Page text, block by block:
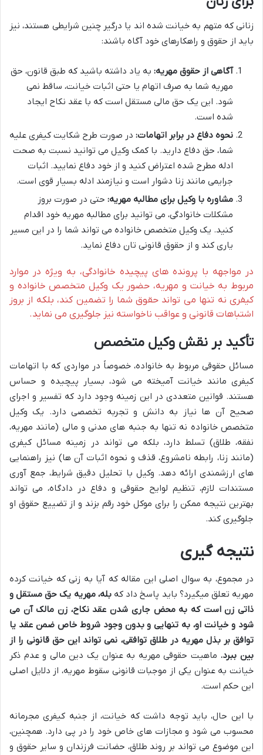
زنانی که متهم به خیانت شده اند یا درگیر چنین شرایطی هستند، نیز
باید از حقوق و راهکارهای خود آگاه باشند:
آگاهی از حقوق مهریه: به یاد داشته باشید که طبق قانون، حق
مهریه شما به صرف اتهام یا حتی اثبات خیانت، ساقط نمی
شود. این یک حق مالی مستقل است که با عقد نکاح ایجاد
شده است.
نحوه دفاع در برابر اتهامات: در صورت طرح شکایت کیفری علیه
شما، حق دفاع دارید. با کمک وکیل می توانید نسبت به صحت
ادله مطرح شده اعتراض کنید و از خود دفاع نمایید. اثبات
جرایمی مانند زنا دشوار است و نیازمند ادله بسیار قوی است.
مشاوره با وکیل برای مطالبه مهریه: حتی در صورت بروز
مشکلات خانوادگی، می توانید برای مطالبه مهریه خود اقدام
کنید. یک وکیل متخصص خانواده می تواند شما را در این مسیر
یاری کند و از حقوق قانونی تان دفاع نماید.
در مواجهه با پرونده های پیچیده خانوادگی، به ویژه در موارد
مربوط به خیانت و مهریه، حضور یک وکیل متخصص خانواده و
کیفری نه تنها می تواند حقوق شما را تضمین کند، بلکه از بروز
اشتباهات قانونی و عواقب ناخواسته نیز جلوگیری می نماید.
تأکید بر نقش وکیل متخصص
مسائل حقوقی مربوط به خانواده، خصوصاً در مواردی که با اتهامات
کیفری مانند خیانت آمیخته می شود، بسیار پیچیده و حساس
هستند. قوانین متعددی در این زمینه وجود دارد که تفسیر و اجرای
صحیح آن ها نیاز به دانش و تجربه تخصصی دارد. یک وکیل
متخصص خانواده نه تنها به جنبه های مدنی و مالی (مانند مهریه،
نفقه، طلاق) تسلط دارد، بلکه می تواند در زمینه مسائل کیفری
(مانند زنا، رابطه نامشروع، قذف و نحوه اثبات آن ها) نیز راهنمایی
های ارزشمندی ارائه دهد. وکیل با تحلیل دقیق شرایط، جمع آوری
مستندات لازم، تنظیم لوایح حقوقی و دفاع در دادگاه، می تواند
بهترین نتیجه ممکن را برای موکل خود رقم بزند و از تضییع حقوق او
جلوگیری کند.
نتیجه گیری
در مجموع، به سوال اصلی این مقاله که آیا به زنی که خیانت کرده
مهریه تعلق میگیرد؟ باید پاسخ داد کهبله، مهریه یک حق مستقل و
ذاتی زن است که به محض جاری شدن عقد نکاح، زن مالک آن می
شود و خیانت او، به تنهایی و بدون وجود شروط خاص ضمن عقد یا
توافق بر بذل مهریه در طلاق توافقی، نمی تواند این حق قانونی را از
بین ببرد. ماهیت حقوقی مهریه به عنوان یک دین مالی و عدم ذکر
خیانت به عنوان یکی از موجبات قانونی سقوط مهریه، از دلایل اصلی
این حکم است.
با این حال، باید توجه داشت که خیانت، از جنبه کیفری مجرمانه
محسوب می شود و مجازات های خاص خود را در پی دارد. همچنین،
این موضوع می تواند بر روند طلاق، حضانت فرزندان و سایر حقوق و